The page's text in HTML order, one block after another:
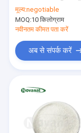
वीडियो
मुक्त/ग्लूटेन मुक्त/दूध मुक्त
मूल्य:negotiable
MOQ:10 किलोग्राम
नवीनतम कीमत पता करें
अब से संपर्क करें